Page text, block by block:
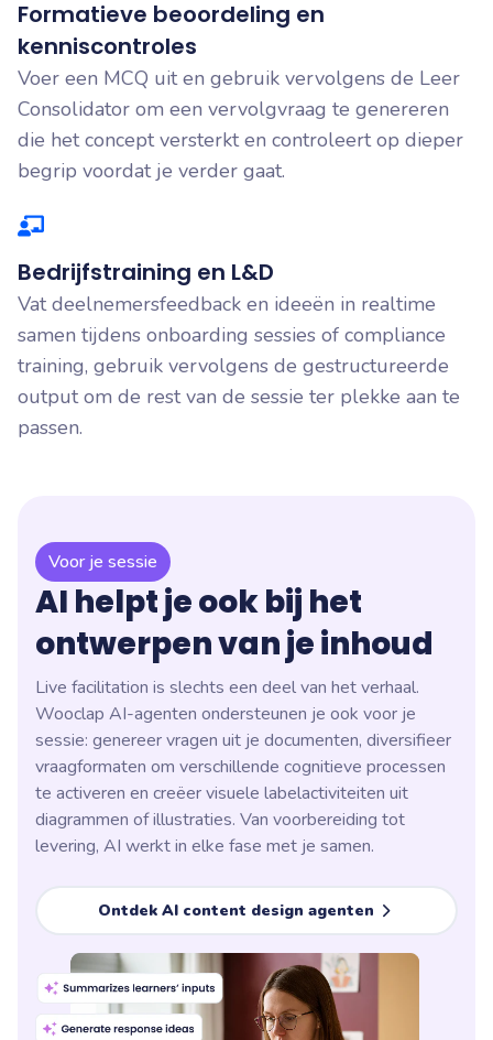
Formatieve beoordeling en
kenniscontroles
Voer een MCQ uit en gebruik vervolgens de Leer
Consolidator om een vervolgvraag te genereren
die het concept versterkt en controleert op dieper
begrip voordat je verder gaat.
Bedrijfstraining en L&D
Vat deelnemersfeedback en ideeën in realtime
samen tijdens onboarding sessies of compliance
training, gebruik vervolgens de gestructureerde
output om de rest van de sessie ter plekke aan te
passen.
Voor je sessie
AI helpt je ook bij het
ontwerpen van je inhoud
Live facilitation is slechts een deel van het verhaal.
Wooclap AI-agenten ondersteunen je ook voor je
sessie: genereer vragen uit je documenten, diversifieer
vraagformaten om verschillende cognitieve processen
te activeren en creëer visuele labelactiviteiten uit
diagrammen of illustraties. Van voorbereiding tot
levering, AI werkt in elke fase met je samen.
Ontdek AI content design agenten